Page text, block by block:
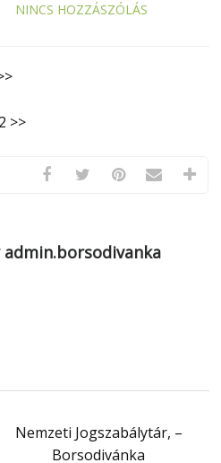
NINCS HOZZÁSZÓLÁS
>>
Nemzeti Jogszabálytár, –
Borsodivánka